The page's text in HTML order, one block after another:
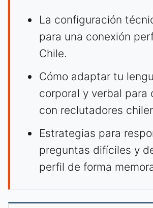
La configuración
para una conexión
Chile.
Cómo adaptar tu
corporal y verbal para
con reclutadores
Estrategias para
preguntas difíciles y
perfil de forma